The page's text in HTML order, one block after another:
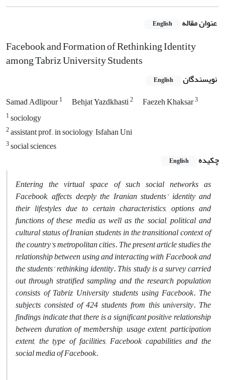
عنوان مقاله English
Facebook and Formation of Rethinking Identity
among Tabriz University Students
نویسندگان English
Samad Adlipour1 Behjat Yazdkhasti2 Faezeh Khaksar3
1sociology
2assistant prof. in sociology, Isfahan Uni
3social sciences
چکیده
English
Entering the virtual space of such social networks as
Facebook, affects deeply the Iranian students’ identity and
their lifestyles due to certain characteristics, options and
functions of these media as well as the social, political and
cultural status of Iranian students in the transitional context of
the country’s metropolitan cities. The present article studies the
relationship between using and interacting with Facebook and
the students’ rethinking identity. This study is a survey carried
out through stratified sampling and the research population
consists of Tabriz University students using Facebook. The
subjects consisted of 424 students from this university. The
findings indicate that there is a significant positive relationship
between duration of membership, usage extent, participation
extent, the type of facilities, Facebook capabilities and the
social media of Facebook.